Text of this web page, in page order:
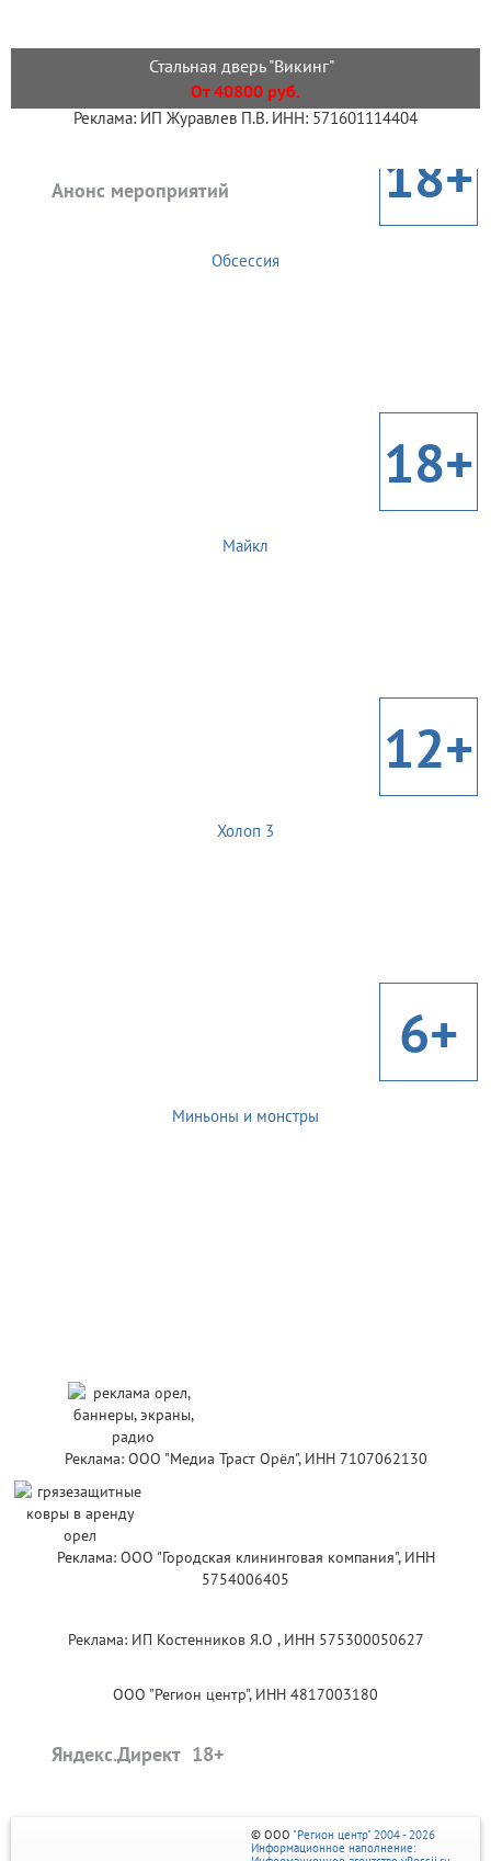
Стальная дверь "Викинг"
От 40800 руб.
Реклама: ИП Журавлев П.В. ИНН: 571601114404
Анонс мероприятий 18+
Обсессия
18+
Майкл
12+
Холоп 3
6+
Миньоны и монстры
Реклама: ООО "Медиа Траст Орёл", ИНН 7107062130
Реклама: ООО "Городская клининговая компания", ИНН
5754006405
Реклама: ИП Костенников Я.О , ИНН 575300050627
ООО "Регион центр", ИНН 4817003180
Яндекс.Директ
© ООО "Регион центр" 2004 - 2026
Информационное наполнение: